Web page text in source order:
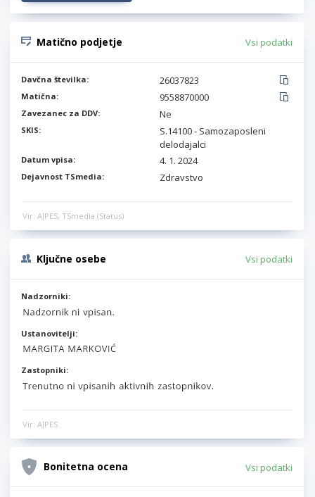
Matično podjetje Vsi podatki
Davčna številka: 26037823
Matična: 9558870000
Zavezanec za DDV: Ne
SKIS:
S.14100 - Samozaposleni
delodajalci
Datum vpisa: 4. 1. 2024
Dejavnost TSmedia: Zdravstvo
Vir: AJPES, TSmedia (Status)
Ključne osebe Vsi podatki
Nadzorniki:
Ustanovitelji:
Zastopniki:
Vir: AJPES
Bonitetna ocena Vsi podatki